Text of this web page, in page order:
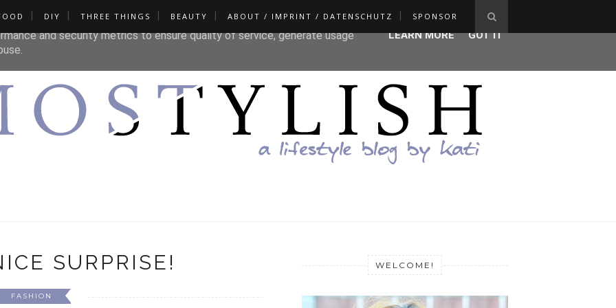
DIY THREE THINGS BEAUTY ABOUT / IMPRINT / DATENSCHUTZ SPONSOR
SURPRISE!
FASHION
WELCOME!
its services and to analyze traffic. Your IP address and user-agent
and security metrics to ensure quality of service, generate usage
LEARN MORE GOT IT